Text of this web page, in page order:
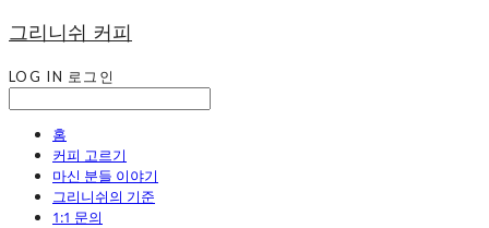
그리니쉬 커피
LOG IN 로그인
홈
커피 고르기
마신 분들 이야기
그리니쉬의 기준
1:1 문의